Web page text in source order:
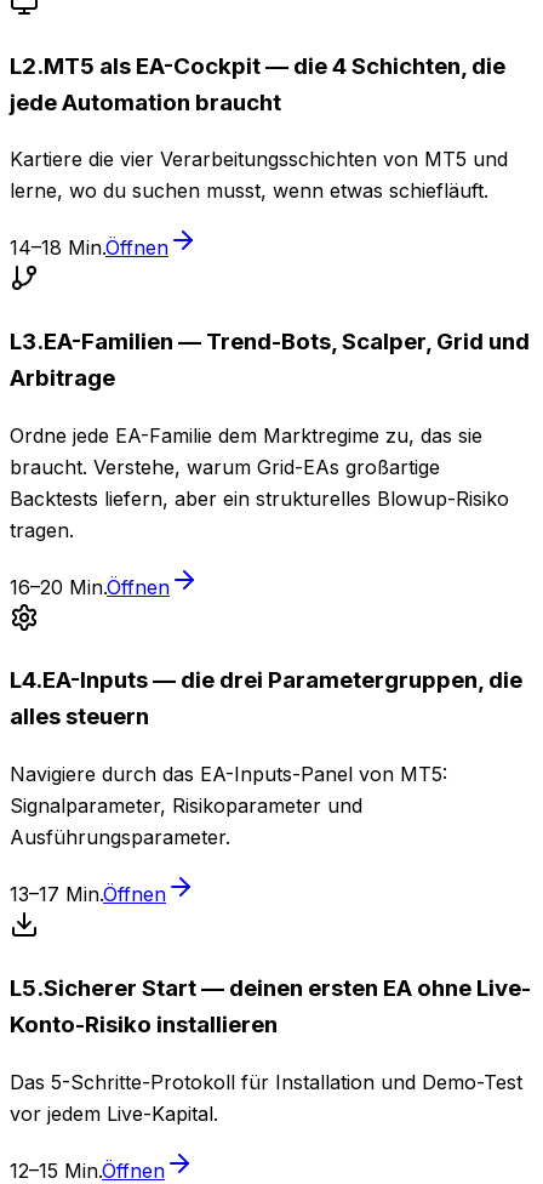
L2.MT5 als EA-Cockpit — die 4 Schichten, die
jede Automation braucht
Kartiere die vier Verarbeitungsschichten von MT5 und
lerne, wo du suchen musst, wenn etwas schiefläuft.
14–18 Min.Öffnen
L3.EA-Familien — Trend-Bots, Scalper, Grid und
Arbitrage
Ordne jede EA-Familie dem Marktregime zu, das sie
braucht. Verstehe, warum Grid-EAs großartige
Backtests liefern, aber ein strukturelles Blowup-Risiko
tragen.
16–20 Min.Öffnen
L4.EA-Inputs — die drei Parametergruppen, die
alles steuern
Navigiere durch das EA-Inputs-Panel von MT5:
Signalparameter, Risikoparameter und
Ausführungsparameter.
13–17 Min.Öffnen
L5.Sicherer Start — deinen ersten EA ohne Live-
Konto-Risiko installieren
Das 5-Schritte-Protokoll für Installation und Demo-Test
vor jedem Live-Kapital.
12–15 Min.Öffnen